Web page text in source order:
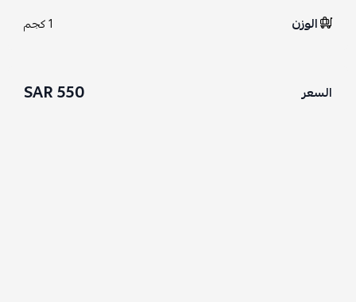
الوزن 1 كجم
السعر 550 SAR